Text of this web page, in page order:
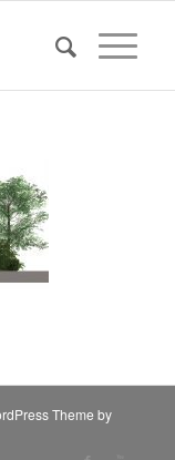
Theme by